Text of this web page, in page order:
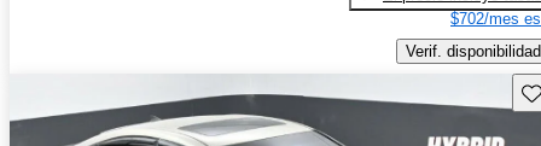
$702/mes
Verif. disponibilidad